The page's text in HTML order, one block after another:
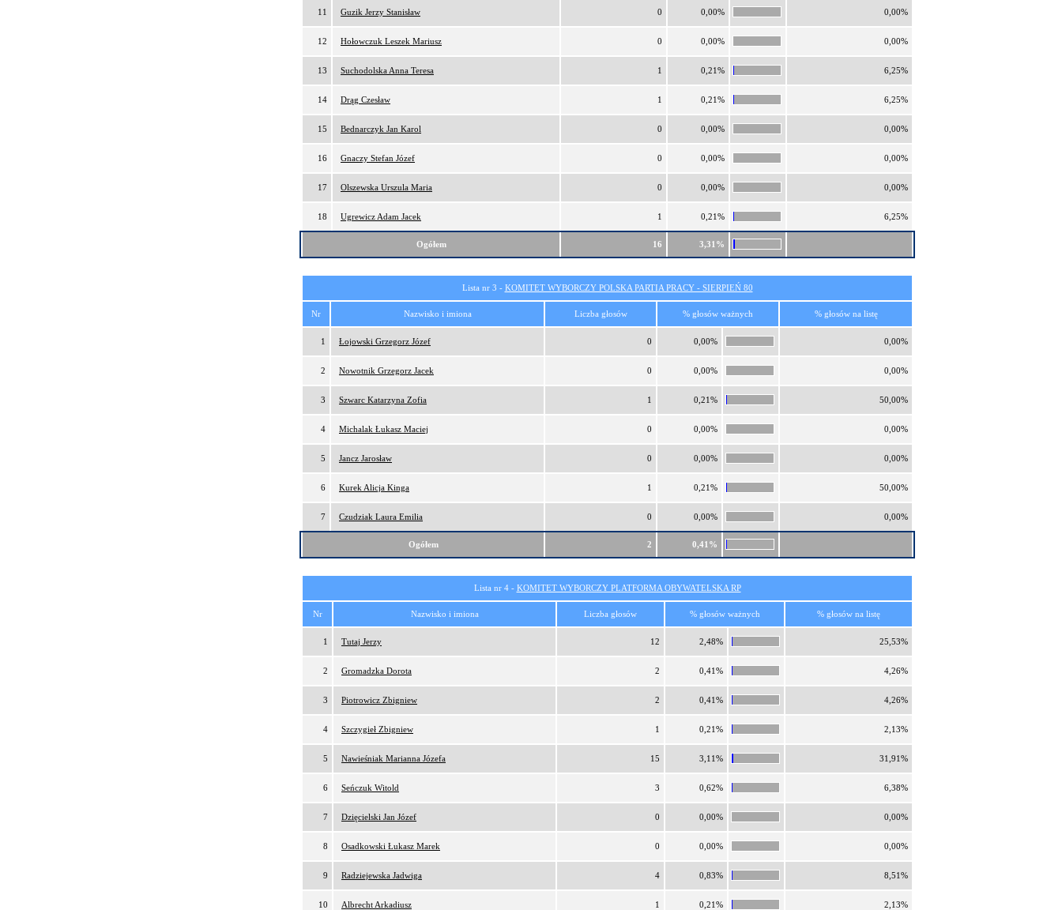
11 Guzik Jerzy Stanisław 0 0,00% 0,00%
12 Hołowczuk Leszek Mariusz 0 0,00% 0,00%
13 Suchodolska Anna Teresa 1 0,21% 6,25%
14 Drąg Czesław 1 0,21% 6,25%
15 Bednarczyk Jan Karol 0 0,00% 0,00%
16 Gnaczy Stefan Józef 0 0,00% 0,00%
17 Olszewska Urszula Maria 0 0,00% 0,00%
18 Ugrewicz Adam Jacek 1 0,21% 6,25%
Ogółem 16 3,31%
Lista nr 3 - KOMITET WYBORCZY POLSKA PARTIA PRACY - SIERPIEŃ 80
Nr Nazwisko i imiona Liczba głosów % głosów ważnych % głosów na listę
1 Łojowski Grzegorz Józef 0 0,00% 0,00%
2 Nowotnik Grzegorz Jacek 0 0,00% 0,00%
3 Szwarc Katarzyna Zofia 1 0,21% 50,00%
4 Michalak Łukasz Maciej 0 0,00% 0,00%
5 Jancz Jarosław 0 0,00% 0,00%
6 Kurek Alicja Kinga 1 0,21% 50,00%
7 Czudziak Laura Emilia 0 0,00% 0,00%
Ogółem 2 0,41%
Lista nr 4 - KOMITET WYBORCZY PLATFORMA OBYWATELSKA RP
Nr Nazwisko i imiona Liczba głosów % głosów ważnych % głosów na listę
1 Tutaj Jerzy 12 2,48% 25,53%
2 Gromadzka Dorota 2 0,41% 4,26%
3 Piotrowicz Zbigniew 2 0,41% 4,26%
4 Szczygieł Zbigniew 1 0,21% 2,13%
5 Nawieśniak Marianna Józefa 15 3,11% 31,91%
6 Seńczuk Witold 3 0,62% 6,38%
7 Dzięcielski Jan Józef 0 0,00% 0,00%
8 Osadkowski Łukasz Marek 0 0,00% 0,00%
9 Radziejewska Jadwiga 4 0,83% 8,51%
10 Albrecht Arkadiusz 1 0,21% 2,13%